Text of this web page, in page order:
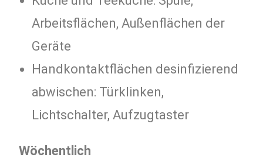
Arbeitsflächen, Außenflächen der
Geräte
Handkontaktflächen desinfizierend
abwischen: Türklinken,
Lichtschalter, Aufzugtaster
Wöchentlich